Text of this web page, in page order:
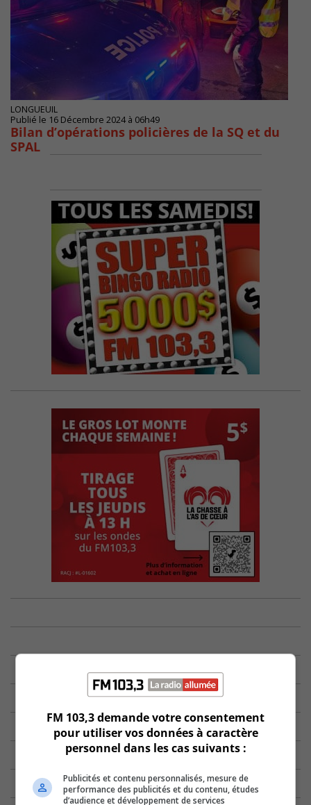
LONGUEUIL
Publié le 16 Décembre 2024 à 06h49
Bilan d’opérations policières de la SQ et du
SPAL
FM 103,3 demande votre consentement
pour utiliser vos données à caractère
personnel dans les cas suivants :
Publicités et contenu personnalisés, mesure de
performance des publicités et du contenu, études
d’audience et développement de services